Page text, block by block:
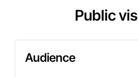
Public
Audience